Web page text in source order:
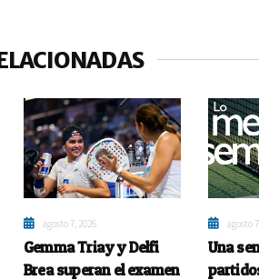
agosto 7, 2026
Gemma Triay y Delfi
Brea superan el examen
agosto
Una